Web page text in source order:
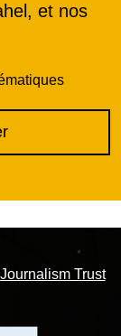
et nos
Journalism Trust